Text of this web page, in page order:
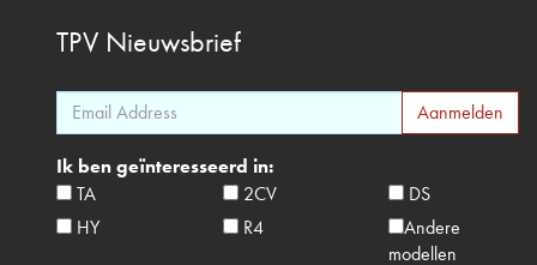
TPV Nieuwsbrief
Ik ben geïnteresseerd in:
TA
2CV
DS
HY
R4
Andere
modellen